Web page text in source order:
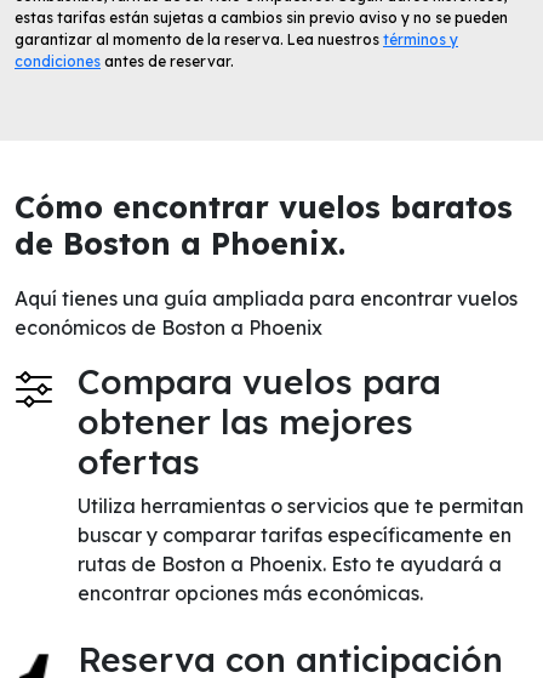
estas tarifas están sujetas a cambios sin previo aviso y no se pueden
garantizar al momento de la reserva. Lea nuestros términos y
condiciones antes de reservar.
Cómo encontrar vuelos baratos
de Boston a Phoenix.
Aquí tienes una guía ampliada para encontrar vuelos
económicos de Boston a Phoenix
Compara vuelos para
obtener las mejores
ofertas
Utiliza herramientas o servicios que te permitan
buscar y comparar tarifas específicamente en
rutas de Boston a Phoenix. Esto te ayudará a
encontrar opciones más económicas.
Reserva con anticipación